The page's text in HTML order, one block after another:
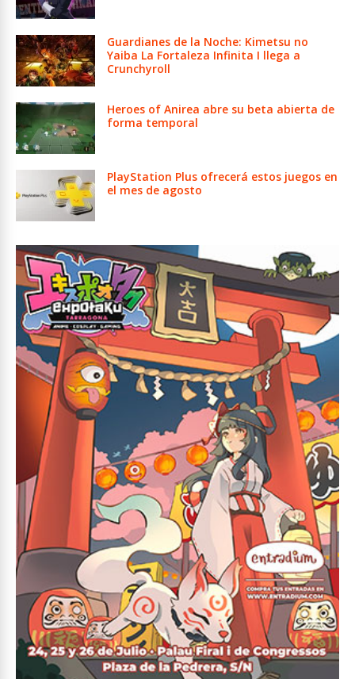
Guardianes de la Noche: Kimetsu no
Yaiba La Fortaleza Infinita I llega a
Crunchyroll
Heroes of Anirea abre su beta abierta de
forma temporal
PlayStation Plus ofrecerá estos juegos en
el mes de agosto